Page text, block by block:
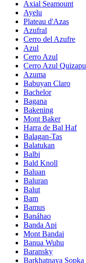
Axial Seamount
Ayelu
Plateau d'Azas
Azufral
Cerro del Azufre
Azul
Cerro Azul
Cerro Azul Quizapu
Azuma
Babuyan Claro
Bachelor
Bagana
Bakening
Mont Baker
Harra de Bal Haf
Balagan-Tas
Balatukan
Balbi
Bald Knoll
Baluan
Baluran
Balut
Bam
Bamus
Banáhao
Banda Api
Mont Bandai
Banua Wuhu
Baransky
Barkhatnaya Sopka